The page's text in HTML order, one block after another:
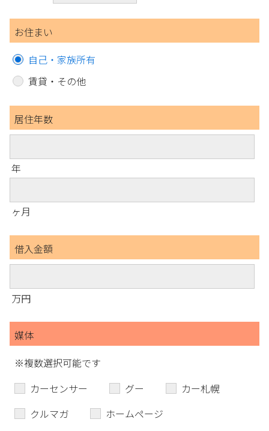
お住まい
自己・家族所有
賃貸・その他
居住年数
年
ヶ月
借入金額
万円
媒体
※複数選択可能です
カーセンサー
グー
カー札幌
クルマガ
ホームページ